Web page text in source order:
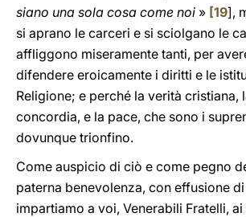
siano una sola cosa come noi » [19],
si aprano le carceri e si sciolgano le
affliggono miseramente tanti, per
difendere eroicamente i diritti e le
Religione; e perché la verità cristiana,
concordia, e la pace, che sono i
dovunque trionfino.
Come auspicio di ciò e come pegno
paterna benevolenza, con effusione
impartiamo a voi, Venerabili Fratelli,